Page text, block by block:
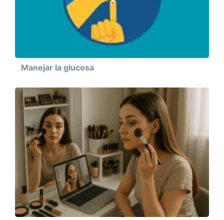
Manejar la glucosa